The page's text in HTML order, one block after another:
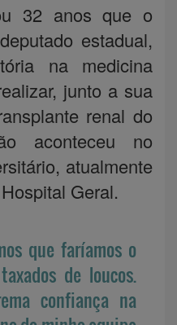
32 anos que o
estadual,
na medicina
junto a sua
renal do
aconteceu no
atualmente
Geral.
que faríamos o
de loucos.
confiança na